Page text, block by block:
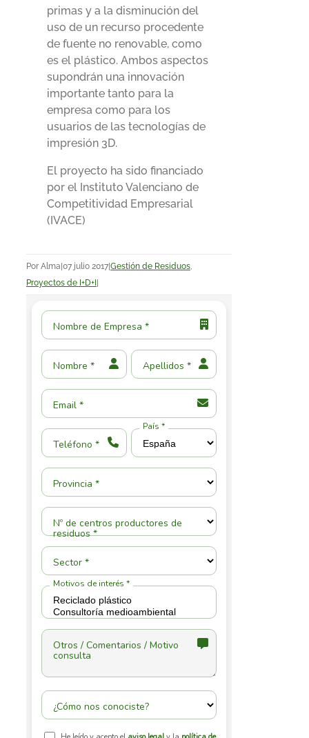
primas y a la disminución del
uso de un recurso procedente
de fuente no renovable, como
es el plástico. Ambos aspectos
supondrán una innovación
importante tanto para la
empresa como para los
usuarios de las tecnologías de
impresión 3D.
El proyecto ha sido financiado
por el Instituto Valenciano de
Competitividad Empresarial
(IVACE)
Por Alma|07 julio 2017|Gestión de Residuos
Proyectos de I+D+I|